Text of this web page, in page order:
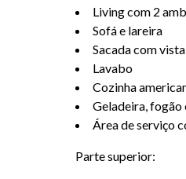
Living com 2
Sofá e lareira
Sacada com
Lavabo
Cozinha
Geladeira, fogão
Área de serviço
Parte superior: